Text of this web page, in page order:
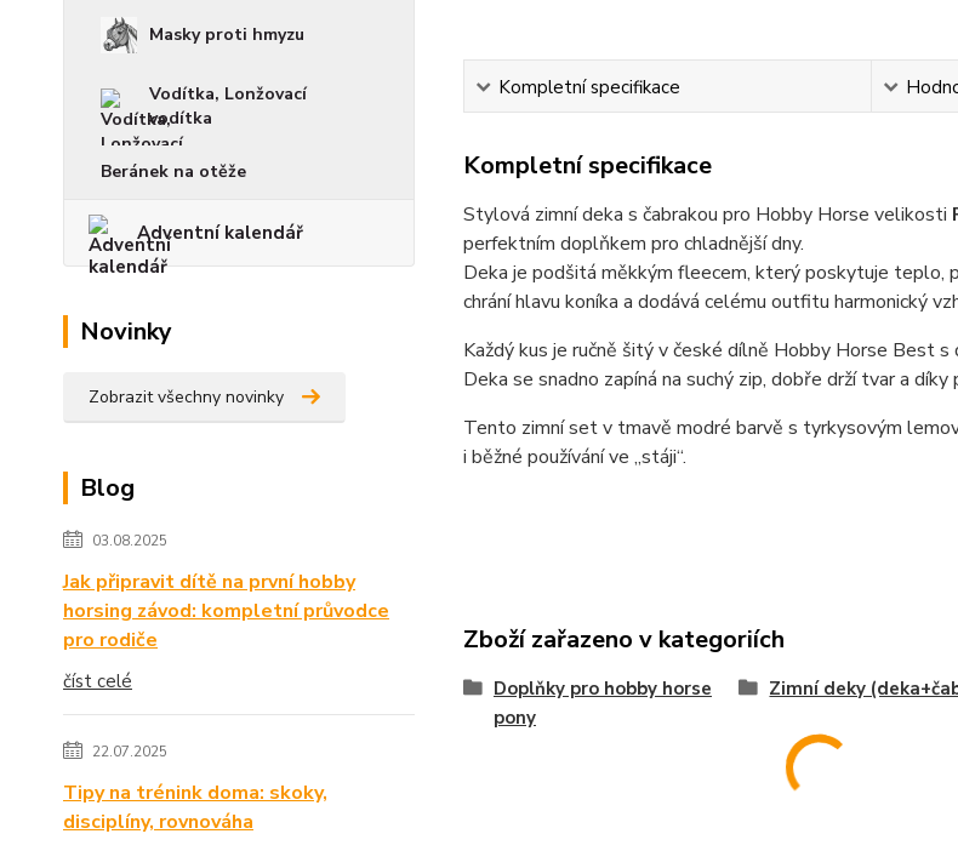
Masky proti hmyzu
Vodítka, Lonžovací
vodítka
Beránek na otěže
Adventní kalendář
Novinky
Zobrazit všechny novinky
Blog
03.08.2025
Jak připravit dítě na první hobby
horsing závod: kompletní průvodce
pro rodiče
číst celé
22.07.2025
Tipy na trénink doma: skoky,
disciplíny, rovnováha
Kompletní specifikace
Kompletní specifikace
Stylová zimní deka s čabrakou pro Hobby Horse velikosti
perfektním doplňkem pro chladnější dny.
Deka je podšitá měkkým fleecem, který poskytuje teplo,
chrání hlavu koníka a dodává celému outfitu harmonický
Každý kus je ručně šitý v české dílně Hobby Horse Best
Deka se snadno zapíná na suchý zip, dobře drží tvar a
Tento zimní set v tmavě modré barvě s tyrkysovým
i běžné používání ve „stáji“.
Zboží zařazeno v kategoriích
Doplňky pro hobby horse
pony
Zimní deky